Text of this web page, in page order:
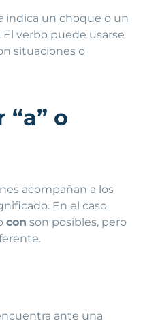
indica un choque o un
verbo puede usarse
situaciones o
“a” o
acompañan a los
En el caso
con son posibles, pero
ante una